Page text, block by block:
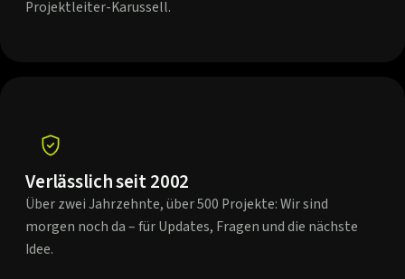
Projektleiter-Karussell.
Verlässlich seit 2002
Über zwei Jahrzehnte, über 500 Projekte: Wir sind
morgen noch da – für Updates, Fragen und die nächste
Idee.